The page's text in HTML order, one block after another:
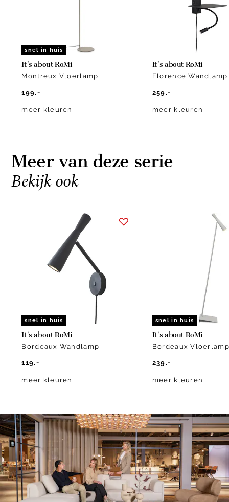
snel in huis
It's about RoMi
Montreux Vloerlamp
199.-
meer kleuren
It's about RoMi
Florence Wandlamp
259.-
meer kleuren
Meer van deze serie
Bekijk ook
snel in huis
It's about RoMi
Bordeaux Wandlamp
119.-
meer kleuren
snel in huis
It's about RoMi
Bordeaux Vloerlamp
239.-
meer kleuren